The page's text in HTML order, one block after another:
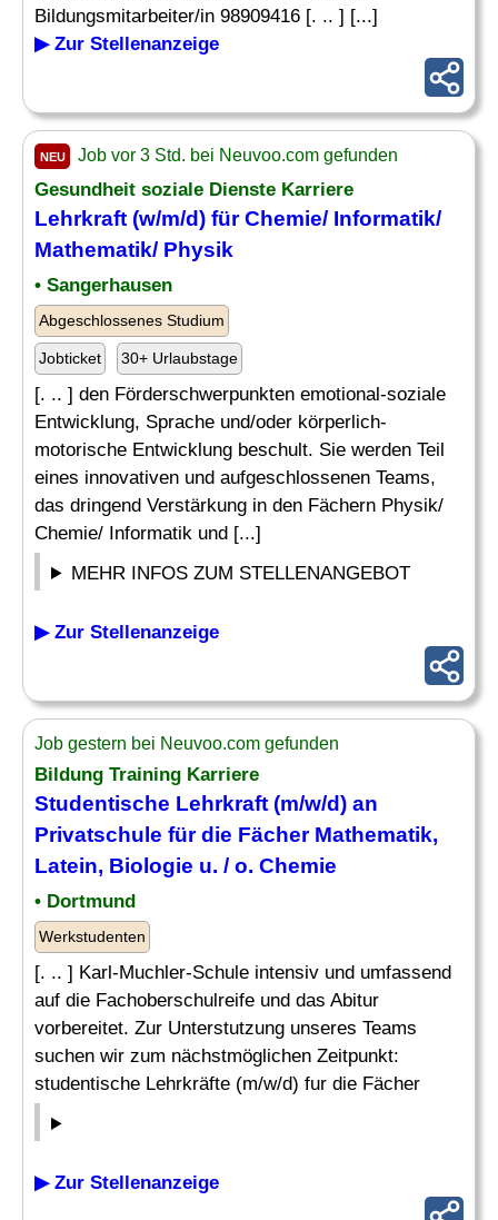
Bildungsmitarbeiter/in 98909416 [. .. ] [...]
▶ Zur Stellenanzeige
NEU Job vor 3 Std. bei Neuvoo.com gefunden
Gesundheit soziale Dienste Karriere
Lehrkraft (w/m/d) für Chemie/ Informatik/
Mathematik/ Physik
• Sangerhausen
Abgeschlossenes Studium
Jobticket 30+ Urlaubstage
[. .. ] den Förderschwerpunkten emotional-soziale
Entwicklung, Sprache und/oder körperlich-
motorische Entwicklung beschult. Sie werden Teil
eines innovativen und aufgeschlossenen Teams,
das dringend Verstärkung in den Fächern Physik/
Chemie/ Informatik und [...]
MEHR INFOS ZUM STELLENANGEBOT
▶ Zur Stellenanzeige
Job gestern bei Neuvoo.com gefunden
Bildung Training Karriere
Studentische Lehrkraft (m/w/d) an
Privatschule für die Fächer Mathematik,
Latein, Biologie u. / o. Chemie
• Dortmund
Werkstudenten
[. .. ] Karl-Muchler-Schule intensiv und umfassend
auf die Fachoberschulreife und das Abitur
vorbereitet. Zur Unterstutzung unseres Teams
suchen wir zum nächstmöglichen Zeitpunkt:
studentische Lehrkräfte (m/w/d) fur die Fächer
▶ Zur Stellenanzeige